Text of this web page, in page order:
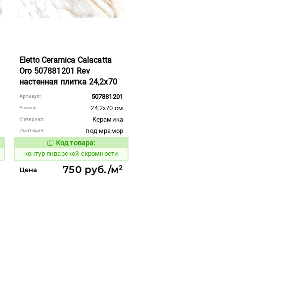
Eletto Ceramica Calacatta
Oro 507881201 Rev
настенная плитка 24,2x70
Артикул: 507881201
Размер: 24.2x70 см
Материал: Керамика
Имитация:
под мрамор
Код товара:
765343 Код товара:
контур январской скромности
Цена 750 руб./м²